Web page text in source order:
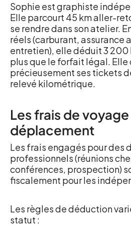
Sophie est graphiste
Elle parcourt 45 km aller-
se rendre dans son atelier.
réels (carburant, assurance
entretien), elle déduit 3 200
plus que le forfait légal. Elle
précieusement ses tickets
relevé kilométrique.
Les frais de
déplacement
Les frais engagés pour des
professionnels (réunions
conférences, prospection)
fiscalement pour les
Les règles de déduction
statut :